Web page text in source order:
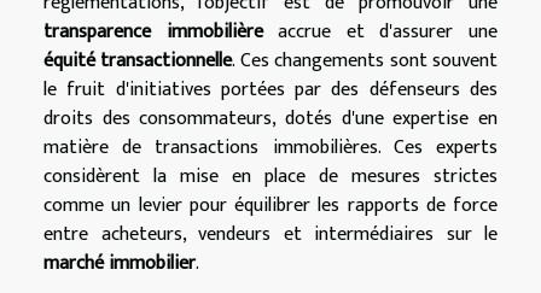
transparence immobilièreaccrue et d'assurer une
équité transactionnelle. Ces changements sont souvent
le fruit d'initiatives portées par des défenseurs des
droits des consommateurs, dotés d'une expertise en
matière de transactions immobilières. Ces experts
considèrent la mise en place de mesures strictes
comme un levier pour équilibrer les rapports de force
entre acheteurs, vendeurs et intermédiaires sur le
marché immobilier.